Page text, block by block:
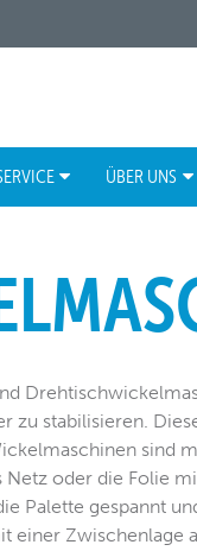
ÜBER UNS
zu stabilisieren.
sind
Netz oder die Folie
Palette gespannt
einer Zwischenlage